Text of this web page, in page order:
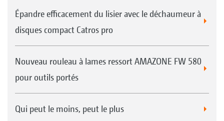
Épandre efficacement du lisier avec le déchaumeur à
disques compact Catros pro
Nouveau rouleau à lames ressort AMAZONE FW 580
pour outils portés
Qui peut le moins, peut le plus